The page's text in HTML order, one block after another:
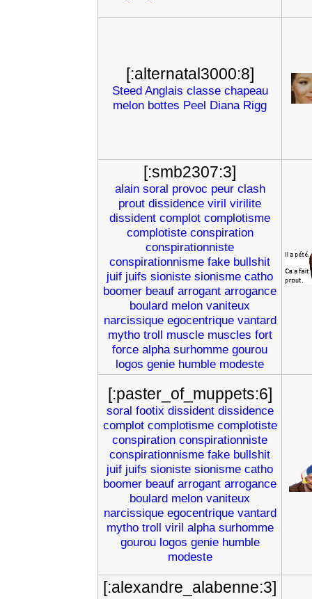
[:alternatal3000:8]
Steed Anglais classe chapeau
melon bottes Peel Diana Rigg
[:smb2307:3]
alain soral provoc peur clash
prout dissidence viril virilite
dissident complot complotisme
complotiste conspiration
conspirationniste
conspirationnisme fake bullshit
juif juifs sioniste sionisme catho
boomer beauf arrogant arrogance
boulard melon vaniteux
narcissique egocentrique vantard
mytho troll muscle muscles fort
force alpha surhomme gourou
logos genie humble modeste
[:paster_of_muppets:6]
soral footix dissident dissidence
complot complotisme complotiste
conspiration conspirationniste
conspirationnisme fake bullshit
juif juifs sioniste sionisme catho
boomer beauf arrogant arrogance
boulard melon vaniteux
narcissique egocentrique vantard
mytho troll viril alpha surhomme
gourou logos genie humble
modeste
[:alexandre_alabenne:3]